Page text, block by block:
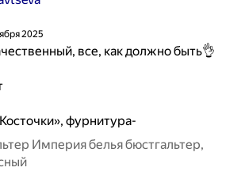
2025
все, как должно быть👌
фурнитура-
Империя белья бюстгальтер,